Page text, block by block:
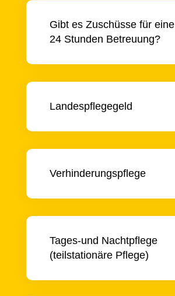
Gibt es Zuschüsse für eine
24 Stunden Betreuung?
Landespflegegeld
Verhinderungspflege
Tages-und Nachtpflege
(teilstationäre Pflege)